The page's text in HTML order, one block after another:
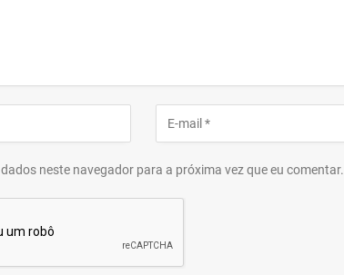
neste navegador para a próxima vez que eu comentar.